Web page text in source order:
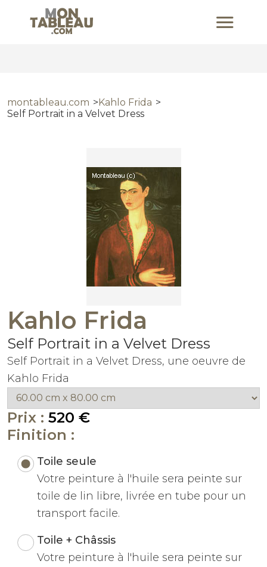
montableau.com
Kahlo Frida
Self Portrait in a Velvet Dress
Kahlo Frida
Self Portrait in a Velvet Dress
Self Portrait in a Velvet Dress, une oeuvre de
Kahlo Frida
Prix : 520 €
Finition :
Toile seule
Votre peinture à l'huile sera peinte sur
toile de lin libre, livrée en tube pour un
transport facile.
Toile + Châssis
Votre peinture à l'huile sera peinte sur